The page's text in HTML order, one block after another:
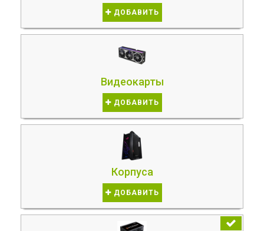
ДОБАВИТЬ
Видеокарты
ДОБАВИТЬ
Корпуса
ДОБАВИТЬ